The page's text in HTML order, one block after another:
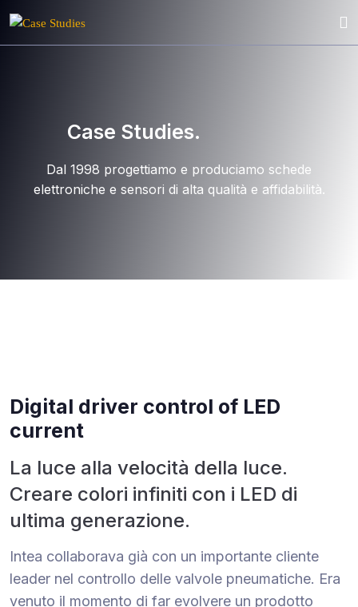
Case Studies.
Dal 1998 progettiamo e produciamo schede
elettroniche e sensori di alta qualità e affidabilità.
Digital driver control of LED
current
La luce alla velocità della luce.
Creare colori infiniti con i LED di
ultima generazione.
Intea collaborava già con un importante cliente
leader nel controllo delle valvole pneumatiche. Era
venuto il momento di far evolvere un prodotto